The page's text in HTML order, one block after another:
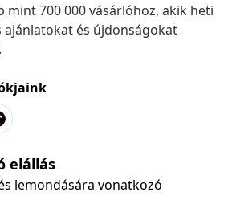
mint 700 000 vásárlóhoz, akik heti
ajánlatokat és újdonságokat
elállás
lemondására vonatkozó